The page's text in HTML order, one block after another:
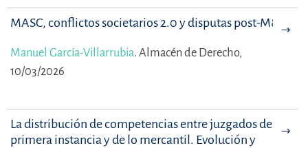
MASC, conflictos societarios 2.0 y disputas post-M&A
Manuel García-Villarrubia. Almacén de Derecho,
10/03/2026
La distribución de competencias entre juzgados de
primera instancia y de lo mercantil. Evolución y